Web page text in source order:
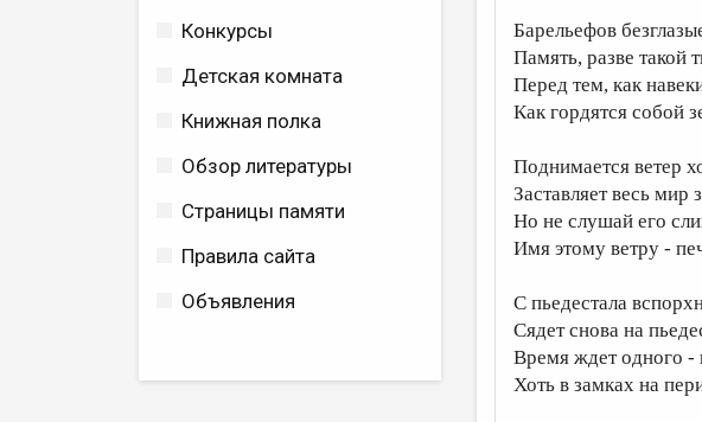
Конкурсы
Детская комната
Книжная полка
Обзор литературы
Страницы памяти
Правила сайта
Объявления
Барельефов
Память, разве такой
Перед тем, как
Как гордятся собой
Поднимается ветер
Заставляет весь мир
Но не слушай его
Имя этому ветру -
С пьедестала
Сядет снова на
Время ждет одного -
Хоть в замках на